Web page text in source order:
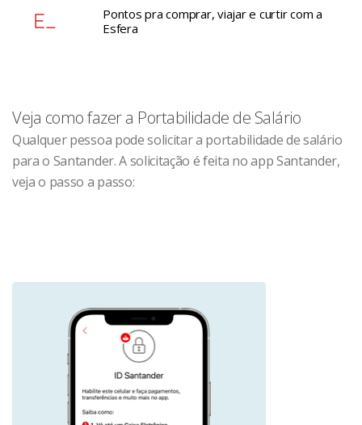
Pontos pra comprar, viajar e curtir com a
Esfera
Veja como fazer a Portabilidade de Salário
Qualquer pessoa pode solicitar a portabilidade de salário
para o Santander. A solicitação é feita no app Santander,
veja o passo a passo: